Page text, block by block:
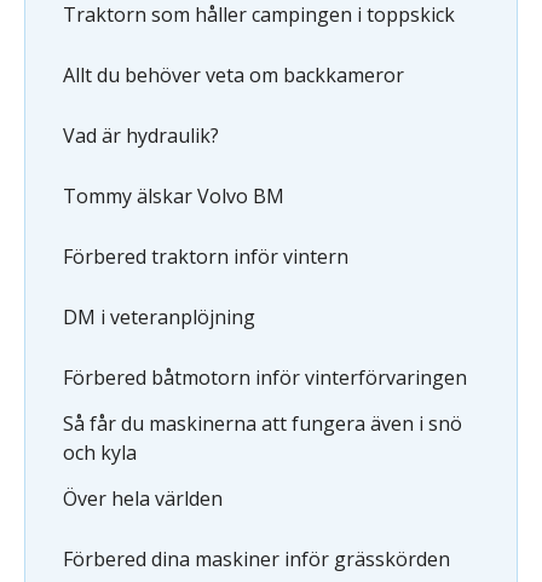
Traktorn som håller campingen i toppskick
Allt du behöver veta om backkameror
Vad är hydraulik?
Tommy älskar Volvo BM
Förbered traktorn inför vintern
DM i veteranplöjning
Förbered båtmotorn inför vinterförvaringen
Så får du maskinerna att fungera även i snö
och kyla
Över hela världen
Förbered dina maskiner inför grässkörden